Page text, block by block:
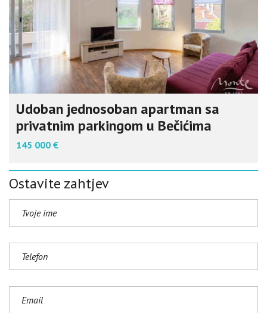
Udoban jednosoban apartman sa
privatnim parkingom u Bečićima
145 000 €
Ostavite zahtjev